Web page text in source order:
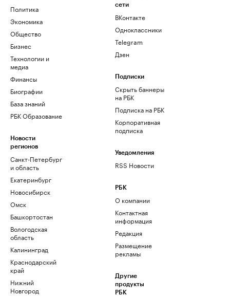
Политика
Экономика
Общество
Бизнес
Технологии и
медиа
Финансы
Биографии
База знаний
РБК Образование
Новости
регионов
Санкт-Петербург
и область
Екатеринбург
Новосибирск
Омск
Башкортостан
Вологодская
область
Калининград
Краснодарский
край
Нижний
Новгород
сети
ВКонтакте
Одноклассники
Telegram
Дзен
Подписки
Скрыть баннеры
на РБК
Подписка на РБК
Корпоративная
подписка
Уведомления
RSS Новости
РБК
О компании
Контактная
информация
Редакция
Размещение
рекламы
Другие
продукты
РБК